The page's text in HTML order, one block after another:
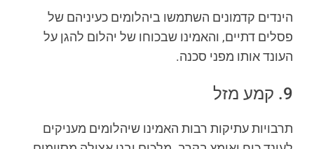
הינדים קדמונים השתמשו ביהלומים כעיניהם של
פסלים דתיים, והאמינו שבכוחו של יהלום להגן על
העונד אותו מפני סכנה.
9. קמע מזל
תרבויות עתיקות רבות האמינו שיהלומים מעניקים